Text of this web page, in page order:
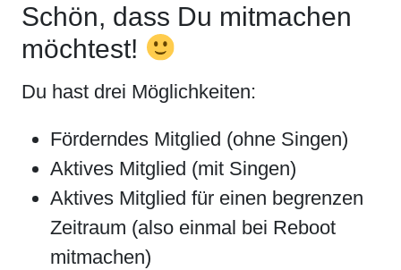
Schön, dass Du mitmachen
möchtest!
Du hast drei Möglichkeiten:
Förderndes Mitglied (ohne Singen)
Aktives Mitglied (mit Singen)
Aktives Mitglied für einen begrenzen
Zeitraum (also einmal bei Reboot
mitmachen)